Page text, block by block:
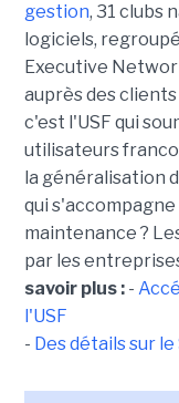
gestion, 31 clubs
logiciels,
Executive
auprès des
c'est l'USF qui
utilisateurs
la généralisation
qui s'accompagne
maintenance ?
par les
savoir plus :-
l'USF
- Des détails sur le